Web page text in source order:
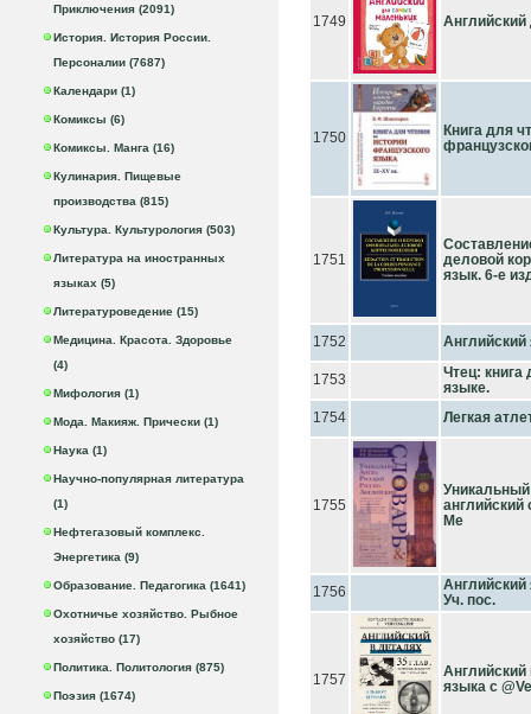
Приключения (2091)
История. История России.
Персоналии (7687)
Календари (1)
Комиксы (6)
Комиксы. Манга (16)
Кулинария. Пищевые
производства (815)
Культура. Культурология (503)
Литература на иностранных
языках (5)
Литературоведение (15)
Медицина. Красота. Здоровье
(4)
Мифология (1)
Мода. Макияж. Прически (1)
Наука (1)
Научно-популярная литература
(1)
Нефтегазовый комплекс.
Энергетика (9)
Образование. Педагогика (1641)
Охотничье хозяйство. Рыбное
хозяйство (17)
Политика. Политология (875)
Поэзия (1674)
1749
1750
Книга для
1751
деловой
язык. 6-е
1752
1753
Чтец: книга
языке.
1754
Легкая
1755
Уникальный
английский
Ме
1756
Английский
Уч. пос.
1757
Английский
языка с